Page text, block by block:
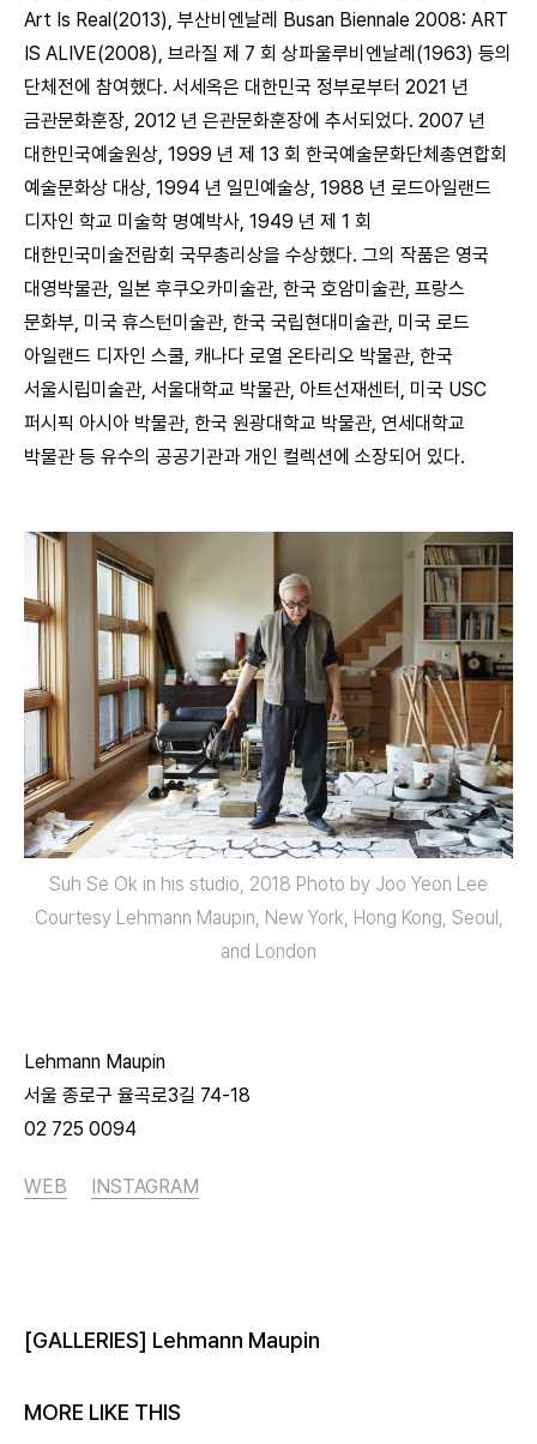
Art Is Real(2013), 부산비엔날레 Busan Biennale 2008: ART
IS ALIVE(2008), 브라질 제 7 회 상파울루비엔날레(1963) 등의
단체전에 참여했다. 서세옥은 대한민국 정부로부터 2021 년
금관문화훈장, 2012 년 은관문화훈장에 추서되었다. 2007 년
대한민국예술원상, 1999 년 제 13 회 한국예술문화단체총연합회
예술문화상 대상, 1994 년 일민예술상, 1988 년 로드아일랜드
디자인 학교 미술학 명예박사, 1949 년 제 1 회
대한민국미술전람회 국무총리상을 수상했다. 그의 작품은 영국
대영박물관, 일본 후쿠오카미술관, 한국 호암미술관, 프랑스
문화부, 미국 휴스턴미술관, 한국 국립현대미술관, 미국 로드
아일랜드 디자인 스쿨, 캐나다 로열 온타리오 박물관, 한국
서울시립미술관, 서울대학교 박물관, 아트선재센터, 미국 USC
퍼시픽 아시아 박물관, 한국 원광대학교 박물관, 연세대학교
박물관 등 유수의 공공기관과 개인 컬렉션에 소장되어 있다.
Suh Se Ok in his studio, 2018 Photo by Joo Yeon Lee
Courtesy Lehmann Maupin, New York, Hong Kong, Seoul,
and London
Lehmann Maupin
서울 종로구 율곡로3길 74-18
02 725 0094
WEB INSTAGRAM
[GALLERIES] Lehmann Maupin
MORE LIKE THIS